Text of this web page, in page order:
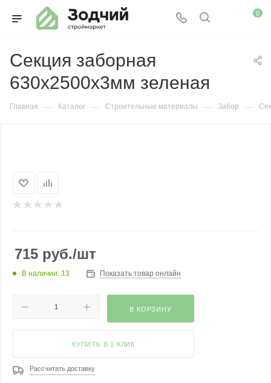
0
Секция заборная
630х2500х3мм зеленая
Главная — Каталог — Строительные материалы — Забор —
715 руб./шт
В наличии: 13 Показать товар онлайн
В КОРЗИНУ
КУПИТЬ В 1 КЛИК
Рассчитать доставку